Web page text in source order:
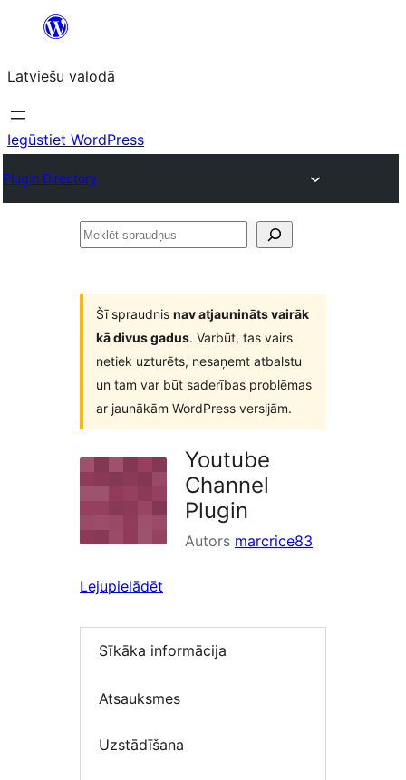
Pāriet
saturu
Latviešu valodā
Iegūstiet WordPress
Plugin Directory
Meklēt
Šī spraudnis nav atjaunināts vairāk
kā divus gadus. Varbūt, tas vairs
netiek uzturēts, nesaņemt atbalstu
un tam var būt saderības problēmas
ar jaunākām WordPress versijām.
Youtube
Channel
Plugin
Autors marcrice83
Lejupielādēt
Sīkāka informācija
Atsauksmes
Uzstādīšana